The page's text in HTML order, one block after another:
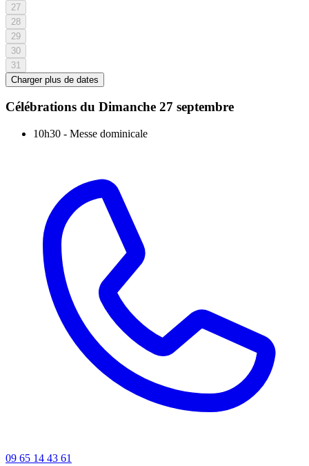
27
28
29
30
31
Charger plus de dates
Célébrations du Dimanche 27 septembre
10h30 - Messe dominicale
09 65 14 43 61